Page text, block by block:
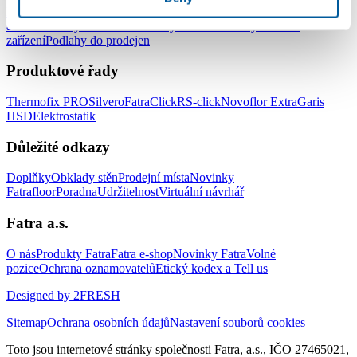
a zdravotnických zařízení
zařízeníPodlahy do prodejen
Produktové řady
Thermofix PROSilveroFatraClickRS-clickNovoflor ExtraGaris
HSDElektrostatik
Důležité odkazy
DoplňkyObklady stěnProdejní místaNovinky
FatrafloorPoradnaUdržitelnostVirtuální návrhář
Fatra a.s.
O násProdukty FatraFatra e-shopNovinky FatraVolné
poziceOchrana oznamovatelůEtický kodex a Tell us
Designed by 2FRESH
SitemapOchrana osobních údajůNastavení souborů cookies
Toto jsou internetové stránky společnosti Fatra, a.s., IČO 27465021,